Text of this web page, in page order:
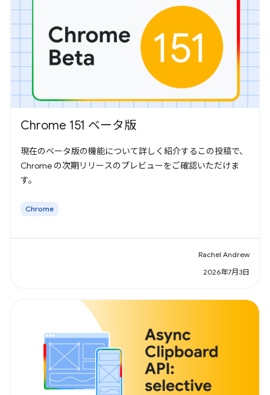
Chrome 151 ベータ版
現在のベータ版の機能について詳しく紹介するこの投稿で、
Chrome の次期リリースのプレビューをご確認いただけま
す。
Chrome
Rachel Andrew
2026年7月3日